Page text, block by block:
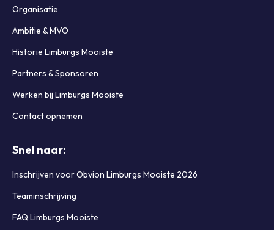
Organisatie
Ambitie & MVO
Historie Limburgs Mooiste
Partners & Sponsoren
Werken bij Limburgs Mooiste
Contact opnemen
Snel naar:
Inschrijven voor Obvion Limburgs Mooiste 2026
Teaminschrijving
FAQ Limburgs Mooiste